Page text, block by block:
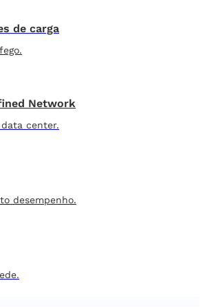
de carga
Network
center.
desempenho.